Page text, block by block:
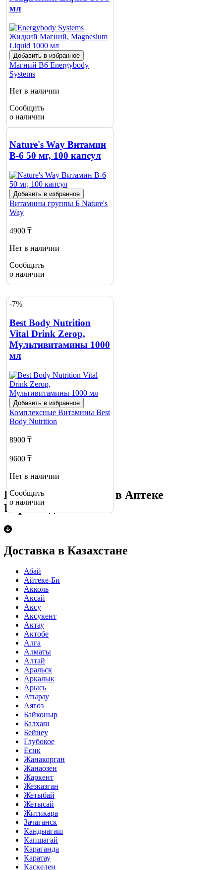
мл
Добавить в избранное
Магний В6 Energybody
Systems
Нет в наличии
Сообщить
о наличии
Nature's Way Витамин
B-6 50 мг, 100 капсул
Добавить в избранное
Витамины группы Б Nature's
Way
4900 ₸
Нет в наличии
Сообщить
о наличии
-7%
Best Body Nutrition
Vital Drink Zerop,
Мультивитамины 1000
мл
Добавить в избранное
Комплексные Витамины Best
Body Nutrition
8900 ₸
9600 ₸
Нет в наличии
Сообщить
о наличии
Купить Витамин B6 в Аптеке
Караганда
Доставка в Казахстане
Абай
Айтеке-Би
Акколь
Аксай
Аксу
Аксукент
Актау
Актобе
Алга
Алматы
Алтай
Аральск
Аркалык
Арысь
Атырау
Аягоз
Байконыр
Балхаш
Бейнеу
Глубокое
Есик
Жанакорган
Жанаозен
Жаркент
Жезказган
Жетыбай
Жетысай
Житикара
Зачаганск
Кандыагаш
Капшагай
Караганда
Каратау
Каскелен